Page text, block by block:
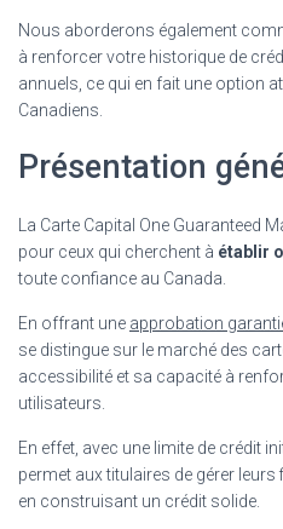
Nous aborderons également
à renforcer votre historique de
annuels, ce qui en fait une option
Canadiens.
Présentation
La Carte Capital One Guaranteed
pour ceux qui cherchent à établir
toute confiance au Canada.
En offrant une approbation
se distingue sur le marché des
accessibilité et sa capacité à
utilisateurs.
En effet, avec une limite de crédit
permet aux titulaires de gérer
en construisant un crédit solide.